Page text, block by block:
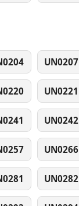
UN0207
UN0221
UN0242
UN0266
UN0282